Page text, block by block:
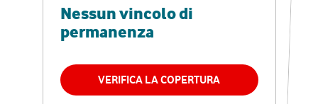
Nessun vincolo di
permanenza
VERIFICA LA COPERTURA
RETE FISSA + VODAFONE CLUB
29,95€
permanenza